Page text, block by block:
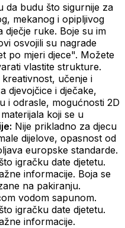
da budu što sigurnije za
mekanog i opipljivog
dječje ruke. Boje su im
osvojili su nagrade
po mjeri djece". Možete
vlastite strukture.
učenje i
djevojčice i dječake,
i odrasle, mogućnosti 2D
koji se u
Nije prikladno za djecu
dijelove, opasnost od
europske standarde.
igračku date djetetu.
informacije. Boja se
na pakiranju.
vodom sapunom.
igračku date djetetu.
informacije.